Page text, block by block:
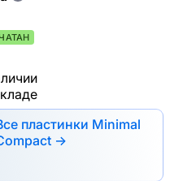
пластинки Minimal
→